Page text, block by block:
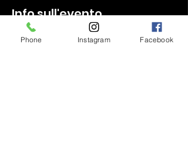
Info sull'evento
Phone Instagram Facebook